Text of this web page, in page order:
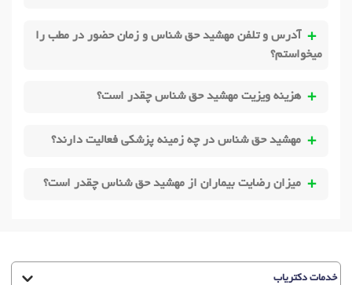
آدرس و تلفن مهشید حق شناس و زمان حضور در مطب را
میخواستم؟
هزینه ویزیت مهشید حق شناس چقدر است؟
مهشید حق شناس در چه زمینه پزشکی فعالیت دارند؟
میزان رضایت بیماران از مهشید حق شناس چقدر است؟
خدمات دکتریاب